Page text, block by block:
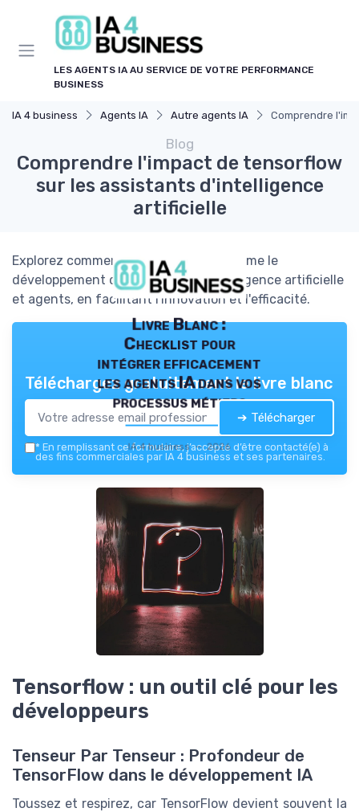
LES AGENTS IA AU SERVICE DE VOTRE PERFORMANCE
BUSINESS
IA 4 business Agents IA Autre agents IA Comprendre
Blog
Comprendre l'impact de tensorflow
sur les assistants d'intelligence
artificielle
Explorez comment tensorflow transforme le
développement des assistants d'intelligence artificielle
et agents, en facilitant l'innovation et l'efficacité.
Livre Blanc :
Checklist pour
intégrer efficacement
les agents IA dans vos
processus métiers
IA 4 business — 2026
Téléchargez gratuitement le livre blanc
➔ Télécharger
* En remplissant ce formulaire, j’accepte d’être contacté(e) à
des fins commerciales par IA 4 business et ses partenaires.
Tensorflow : un outil clé pour les
développeurs
Tenseur Par Tenseur : Profondeur de
TensorFlow dans le développement IA
Toussez et respirez, car TensorFlow devient souvent la